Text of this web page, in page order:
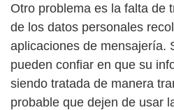
Otro problema es la falta de
de los datos personales
aplicaciones de mensajería.
pueden confiar en que su
siendo tratada de manera
probable que dejen de usar